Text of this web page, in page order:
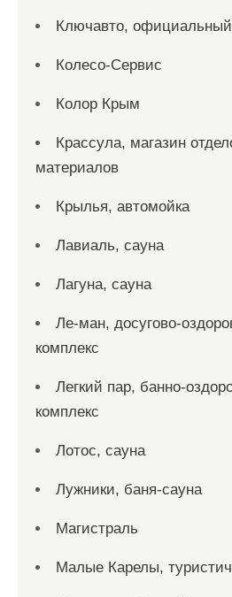
Ключавто,
Колесо-Сервис
Колор Крым
Крассула, магазин
материалов
Крылья, автомойка
Лавиаль, сауна
Лагуна, сауна
Ле-ман, досугово-
комплекс
Легкий пар, банно-
комплекс
Лотос, сауна
Лужники, баня-сауна
Магистраль
Малые Карелы,